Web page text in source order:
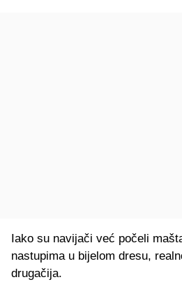
Iako su navijači već počeli
nastupima u bijelom dresu,
drugačija.